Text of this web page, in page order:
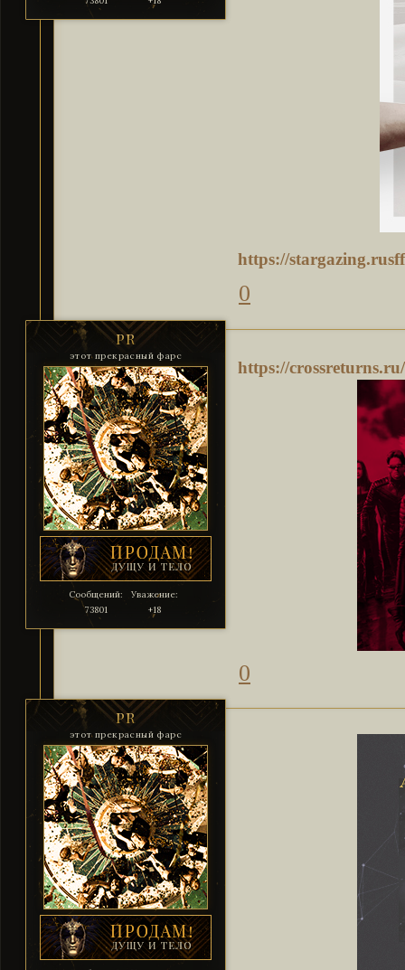
https://
0
PR
этот прекрасный фарс
Сообщений:
73801
Уважение:
+18
https://
0
PR
этот прекрасный фарс